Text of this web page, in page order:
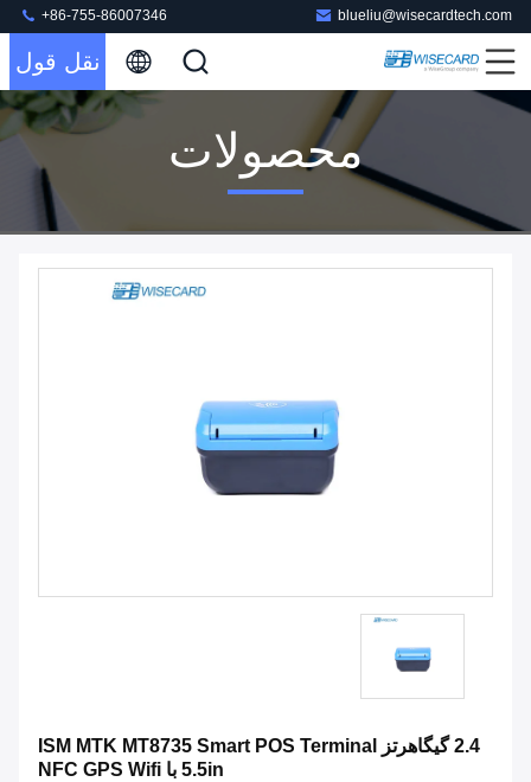
blueliu@wisecardtech.com
+86-755-86007346
نقل قول
محصولات
2.4 گیگاهرتز ISM MTK MT8735 Smart POS Terminal
5.5in با NFC GPS Wifi